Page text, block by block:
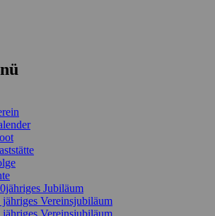
Verein 1921 e.V.
ganzen Familie
Jubiläum
jähriges Vereinsjubiläum